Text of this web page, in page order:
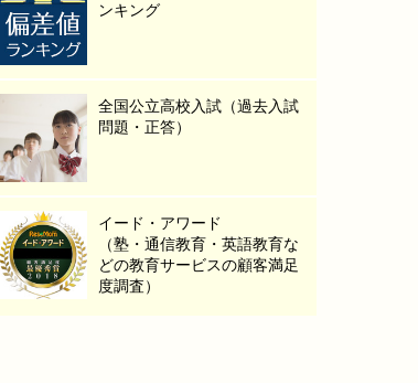
ンキング
全国公立高校入試（過去入試
問題・正答）
イード・アワード
（塾・通信教育・英語教育な
どの教育サービスの顧客満足
度調査）